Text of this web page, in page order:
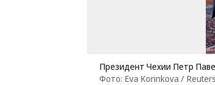
Президент Чехии Петр
Фото: Eva Korinkova / Reuters